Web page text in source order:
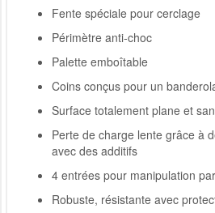
Fente spéciale pour cerclage
Périmètre anti-choc
Palette emboîtable
Coins conçus pour un
Surface totalement plane et
Perte de charge lente grâce à
avec des additifs
4 entrées pour manipulation
Robuste, résistante avec